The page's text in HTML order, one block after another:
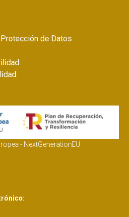
de Datos
- NextGenerationEU